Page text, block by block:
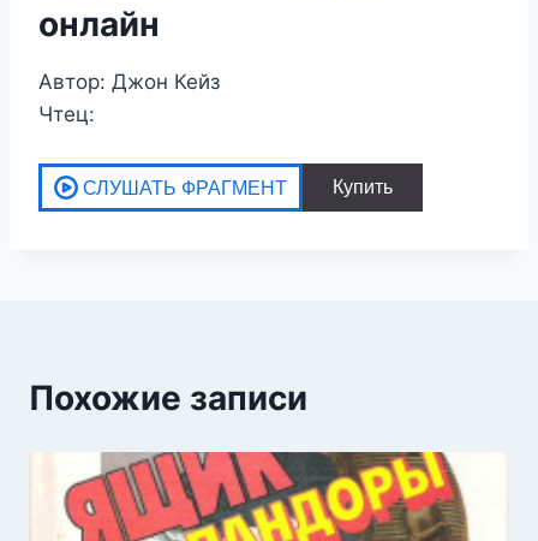
онлайн
Автор: Джон Кейз
Чтец:
Похожие записи